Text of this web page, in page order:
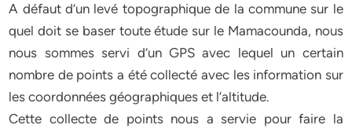
A défaut d’un levé topographique de la commune sur le
quel doit se baser toute étude sur le Mamacounda, nous
nous sommes servi d’un GPS avec lequel un certain
nombre de points a été collecté avec les information sur
les coordonnées géographiques et l’altitude.
Cette collecte de points nous a servie pour faire la